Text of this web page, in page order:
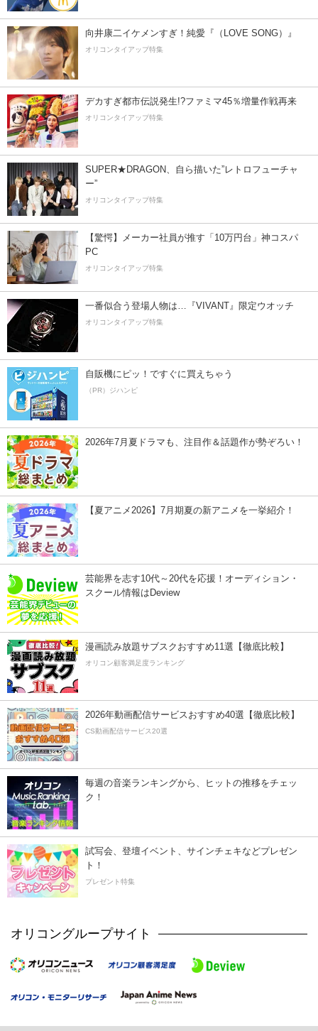
向井康二イケメンすぎ！純愛『（LOVE SONG）』
オリコンタイアップ特集
デカすぎ都市伝説発生!?ファミマ45％増量作戦再来
オリコンタイアップ特集
SUPER★DRAGON、自ら描いた”レトロフューチャ
ー”
オリコンタイアップ特集
【驚愕】メーカー社員が推す「10万円台」神コスパ
PC
オリコンタイアップ特集
一番似合う登場人物は…『VIVANT』限定ウオッチ
オリコンタイアップ特集
自販機にピッ！ですぐに買えちゃう
（PR）ジハンピ
2026年7月夏ドラマも、注目作＆話題作が勢ぞろい！
【夏アニメ2026】7月期夏の新アニメを一挙紹介！
芸能界を志す10代～20代を応援！オーディション・
スクール情報はDeview
漫画読み放題サブスクおすすめ11選【徹底比較】
オリコン顧客満足度ランキング
2026年動画配信サービスおすすめ40選【徹底比較】
CS動画配信サービス20選
毎週の音楽ランキングから、ヒットの推移をチェッ
ク！
試写会、登壇イベント、サインチェキなどプレゼン
ト！
プレゼント特集
オリコングループサイト